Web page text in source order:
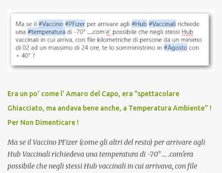
vaccinazione. Non avevamo mai sentito parlare di ricompense,
sconti, incentivi per vaccinarsi. Non avevamo mai visto
discriminazioni per coloro che non l’hanno fatto. Se non sei stato
vaccinato, nessuno aveva prima cercato di farti sentire una
persona cattiva. Non avevamo mai visto un vaccino che minacci le
vaccino usato per minacciare i mezzi di sussistenza, il lavoro o la
scuola. Non avevamo mai visto un vaccino che permettesse a un
dodicenne di ignorare il consenso dei genitori. Dopo tutti i vaccini
che abbiamo elencato sopra...
Era un po' come l' Amaro del Capo, era "spettacolare
Ghiacciato, ma andava bene anche, a Temperatura Ambiente" !
Per Non Dimenticare !
Ma se il Vaccino PFizer (come gli altri del resto) per arrivare agli
Hub Vaccinali richiedeva una temperatura di -70° ... .com'era
possibile che negli stessi Hub vaccinali in cui arrivava, con file